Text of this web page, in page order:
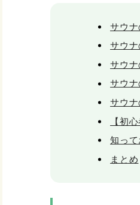
サウ
サウ
サウ
サウ
サウ
【初
知っ
まとめ